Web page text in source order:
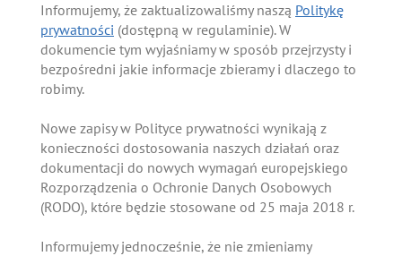
Informujemy, że zaktualizowaliśmy naszą Politykę
prywatności (dostępną w regulaminie). W
dokumencie tym wyjaśniamy w sposób przejrzysty i
bezpośredni jakie informacje zbieramy i dlaczego to
robimy.
Nowe zapisy w Polityce prywatności wynikają z
konieczności dostosowania naszych działań oraz
dokumentacji do nowych wymagań europejskiego
Rozporządzenia o Ochronie Danych Osobowych
(RODO), które będzie stosowane od 25 maja 2018 r.
Informujemy jednocześnie, że nie zmieniamy